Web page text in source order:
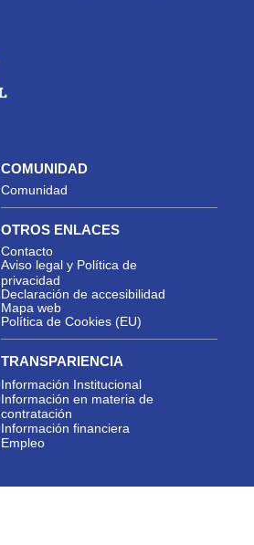
COMUNIDAD
Comunidad
OTROS ENLACES
Contacto
Aviso legal y Política de
privacidad
Declaración de accesibilidad
Mapa web
Política de Cookies (EU)
TRANSPARIENCIA
Información Institucional
Información en materia de
contratación
Información financiera
Empleo